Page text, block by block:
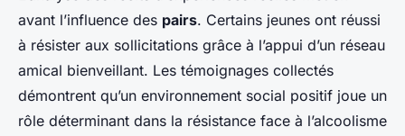
avant l’influence des pairs. Certains jeunes ont réussi
à résister aux sollicitations grâce à l’appui d’un réseau
amical bienveillant. Les témoignages collectés
démontrent qu’un environnement social positif joue un
rôle déterminant dans la résistance face à l’alcoolisme